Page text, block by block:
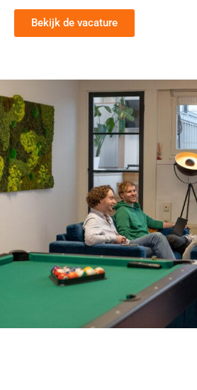
Bekijk de vacature